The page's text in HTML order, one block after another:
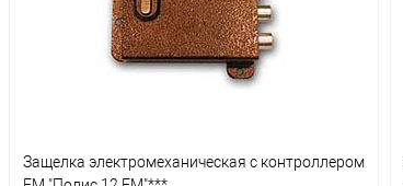
Защелка электромеханическая с контроллером